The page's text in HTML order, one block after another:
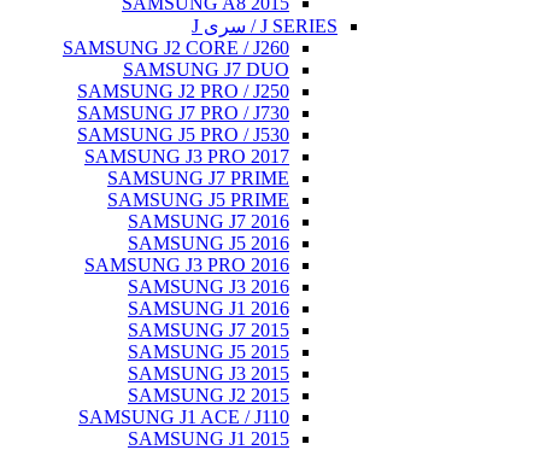
J SERIES / سری J
SAMSUNG J2 CORE / J260
SAMSUNG J7 DUO
SAMSUNG J2 PRO / J250
SAMSUNG J7 PRO / J730
SAMSUNG J5 PRO / J530
SAMSUNG J3 PRO 2017
SAMSUNG J7 PRIME
SAMSUNG J5 PRIME
SAMSUNG J7 2016
SAMSUNG J5 2016
SAMSUNG J3 PRO 2016
SAMSUNG J3 2016
SAMSUNG J1 2016
SAMSUNG J7 2015
SAMSUNG J5 2015
SAMSUNG J3 2015
SAMSUNG J2 2015
SAMSUNG J1 ACE / J110
SAMSUNG J1 2015